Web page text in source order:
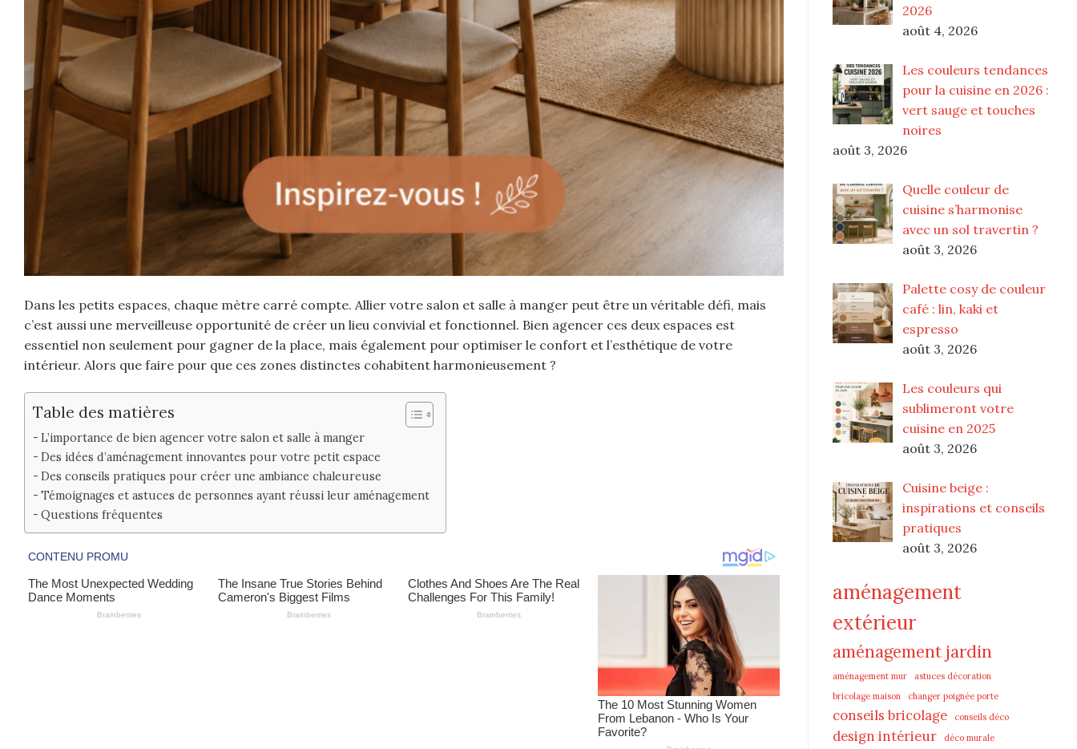
Dans les petits espaces, chaque mètre carré compte. Allier votre salon et salle à manger peut être un véritable défi, mais
c’est aussi une merveilleuse opportunité de créer un lieu convivial et fonctionnel. Bien agencer ces deux espaces est
essentiel non seulement pour gagner de la place, mais également pour optimiser le confort et l’esthétique de votre
intérieur. Alors que faire pour que ces zones distinctes cohabitent harmonieusement ?
Table des matières
L’importance de bien agencer votre salon et salle à manger
Des idées d’aménagement innovantes pour votre petit espace
Des conseils pratiques pour créer une ambiance chaleureuse
Témoignages et astuces de personnes ayant réussi leur aménagement
Questions fréquentes
2026
août 4, 2026
Les couleurs tendances
pour la cuisine en 2026 :
vert sauge et touches
noires
août 3, 2026
Quelle couleur de
cuisine s’harmonise
avec un sol travertin ?
août 3, 2026
Palette cosy de couleur
café : lin, kaki et
espresso
août 3, 2026
Les couleurs qui
sublimeront votre
cuisine en 2025
août 3, 2026
Cuisine beige :
inspirations et conseils
pratiques
août 3, 2026
aménagement
extérieur
aménagement jardin
aménagement mur
astuces décoration
bricolage maison
changer poignée porte
conseils bricolage conseils déco
design intérieur déco murale